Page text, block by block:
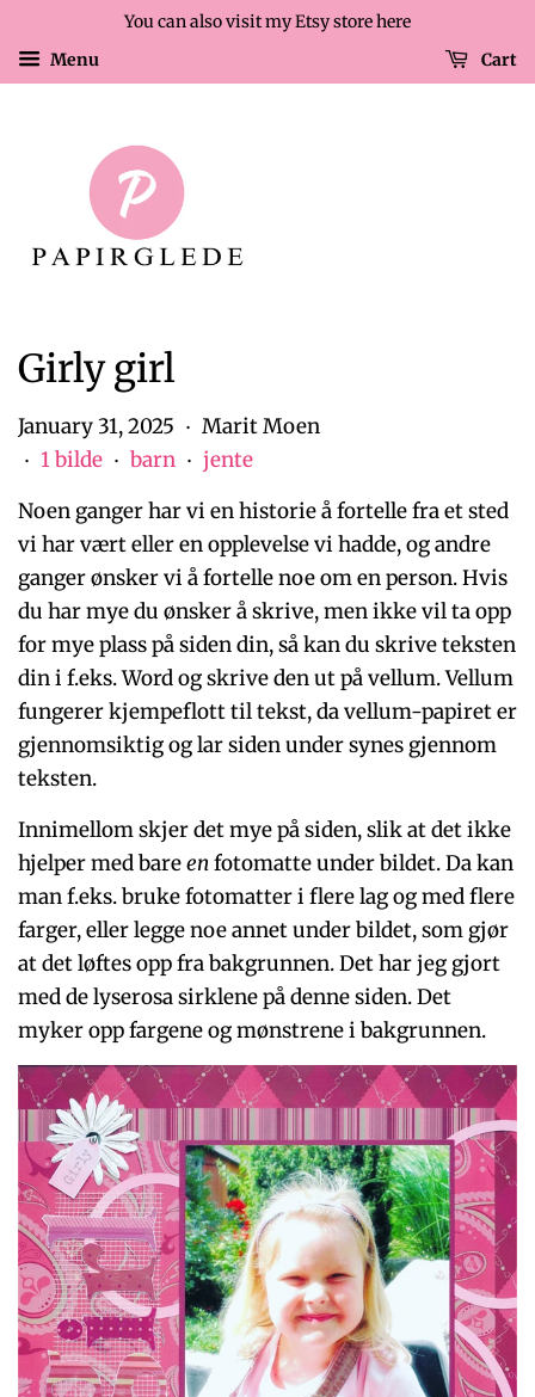
You can also visit my Etsy store here
Menu
Cart
Girly girl
January 31, 2025 • Marit Moen
• 1 bilde • barn •
jente
Noen ganger har vi en historie å fortelle fra et sted
vi har vært eller en opplevelse vi hadde, og andre
ganger ønsker vi å fortelle noe om en person. Hvis
du har mye du ønsker å skrive, men ikke vil ta opp
for mye plass på siden din, så kan du skrive teksten
din i f.eks. Word og skrive den ut på vellum. Vellum
fungerer kjempeflott til tekst, da vellum-papiret er
gjennomsiktig og lar siden under synes gjennom
teksten.
Innimellom skjer det mye på siden, slik at det ikke
hjelper med bareenfotomatte under bildet. Da kan
man f.eks. bruke fotomatter i flere lag og med flere
farger, eller legge noe annet under bildet, som gjør
at det løftes opp fra bakgrunnen. Det har jeg gjort
med de lyserosa sirklene på denne siden. Det
myker opp fargene og mønstrene i bakgrunnen.